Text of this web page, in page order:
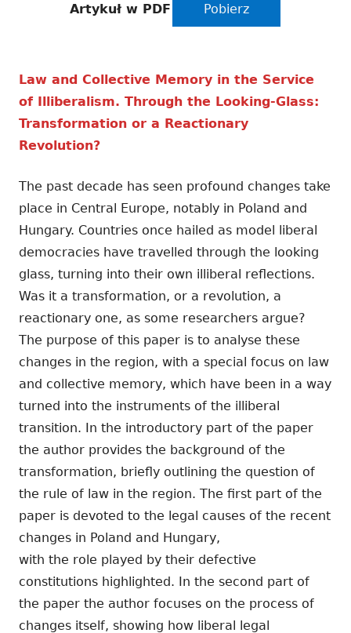
Artykuł w PDF Pobierz
Law and Collective Memory in the Service
of Illiberalism. Through the Looking-Glass:
Transformation or a Reactionary
Revolution?
The past decade has seen profound changes take
place in Central Europe, notably in Poland and
Hungary. Countries once hailed as model liberal
democracies have travelled through the looking
glass, turning into their own illiberal reflections.
Was it a transformation, or a revolution, a
reactionary one, as some researchers argue?
The purpose of this paper is to analyse these
changes in the region, with a special focus on law
and collective memory, which have been in a way
turned into the instruments of the illiberal
transition. In the introductory part of the paper
the author provides the background of the
transformation, briefly outlining the question of
the rule of law in the region. The first part of the
paper is devoted to the legal causes of the recent
changes in Poland and Hungary,
with the role played by their defective
constitutions highlighted. In the second part of
the paper the author focuses on the process of
changes itself, showing how liberal legal